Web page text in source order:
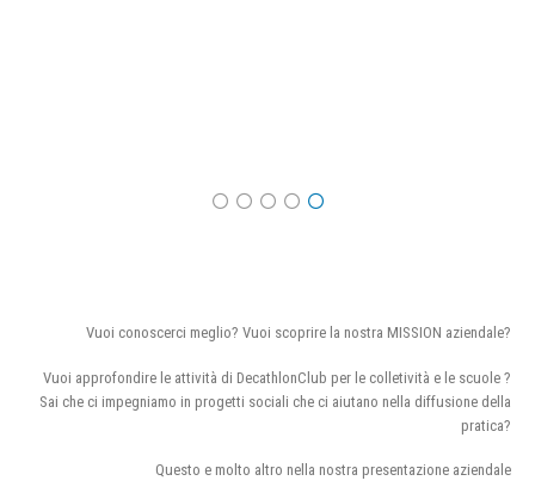
Vuoi conoscerci meglio? Vuoi scoprire la nostra MISSION aziendale?
Vuoi approfondire le attività di DecathlonClub per le colletività e le scuole ?
Sai che ci impegniamo in progetti sociali che ci aiutano nella diffusione della
pratica?
Questo e molto altro nella nostra presentazione aziendale